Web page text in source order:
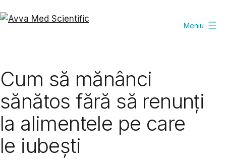
la
Meniu
Cum să mănânci
sănătos fără să renunți
la alimentele pe care
le iubești